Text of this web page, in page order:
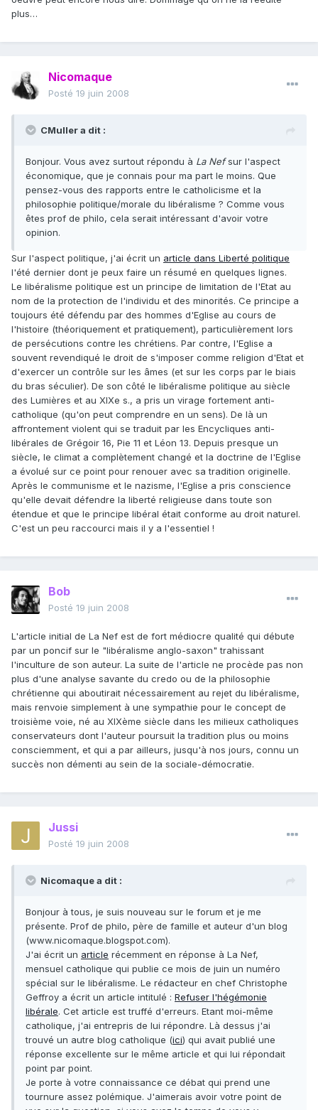
plus…
Nicomaque
Posté 19 juin 2008
CMuller a dit :
Bonjour. Vous avez surtout répondu à La Nefsur l'aspect
économique, que je connais pour ma part le moins. Que
pensez-vous des rapports entre le catholicisme et la
philosophie politique/morale du libéralisme ? Comme vous
êtes prof de philo, cela serait intéressant d'avoir votre
opinion.
Sur l'aspect politique, j'ai écrit un article dans Liberté politique
l'été dernier dont je peux faire un résumé en quelques lignes.
Le libéralisme politique est un principe de limitation de l'Etat au
nom de la protection de l'individu et des minorités. Ce principe a
toujours été défendu par des hommes d'Eglise au cours de
l'histoire (théoriquement et pratiquement), particulièrement lors
de persécutions contre les chrétiens. Par contre, l'Eglise a
souvent revendiqué le droit de s'imposer comme religion d'Etat et
d'exercer un contrôle sur les âmes (et sur les corps par le biais
du bras séculier). De son côté le libéralisme politique au siècle
des Lumières et au XIXe s., a pris un virage fortement anti-
catholique (qu'on peut comprendre en un sens). De là un
affrontement violent qui se traduit par les Encycliques anti-
libérales de Grégoir 16, Pie 11 et Léon 13. Depuis presque un
siècle, le climat a complètement changé et la doctrine de l'Eglise
a évolué sur ce point pour renouer avec sa tradition originelle.
Après le communisme et le nazisme, l'Eglise a pris conscience
qu'elle devait défendre la liberté religieuse dans toute son
étendue et que le principe libéral était conforme au droit naturel.
C'est un peu raccourci mais il y a l'essentiel !
Bob
Posté 19 juin 2008
L'article initial de La Nef est de fort médiocre qualité qui débute
par un poncif sur le "libéralisme anglo-saxon" trahissant
l'inculture de son auteur. La suite de l'article ne procède pas non
plus d'une analyse savante du credo ou de la philosophie
chrétienne qui aboutirait nécessairement au rejet du libéralisme,
mais renvoie simplement à une sympathie pour le concept de
troisième voie, né au XIXème siècle dans les milieux catholiques
conservateurs dont l'auteur poursuit la tradition plus ou moins
consciemment, et qui a par ailleurs, jusqu'à nos jours, connu un
succès non démenti au sein de la sociale-démocratie.
Jussi
Posté 19 juin 2008
Nicomaque a dit :
Bonjour à tous, je suis nouveau sur le forum et je me
présente. Prof de philo, père de famille et auteur d'un blog
(www.nicomaque.blogspot.com).
J'ai écrit un article récemment en réponse à La Nef,
mensuel catholique qui publie ce mois de juin un numéro
spécial sur le libéralisme. Le rédacteur en chef Christophe
Geffroy a écrit un article intitulé : Refuser l'hégémonie
libérale. Cet article est truffé d'erreurs. Etant moi-même
catholique, j'ai entrepris de lui répondre. Là dessus j'ai
trouvé un autre blog catholique (ici) qui avait publié une
réponse excellente sur le même article et qui lui répondait
point par point.
Je porte à votre connaissance ce débat qui prend une
tournure assez polémique. J'aimerais avoir votre point de